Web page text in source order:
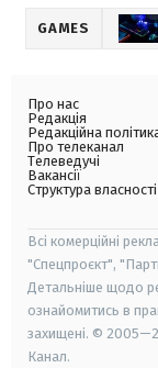
GAMES
Про нас
Редакція
Редакційна
Про телеканал
Телеведучі
Вакансії
Структура власності
Всі комерційні
"Спецпроєкт",
Детальніше щодо
ознайомитись в
захищені. ©
Канал.